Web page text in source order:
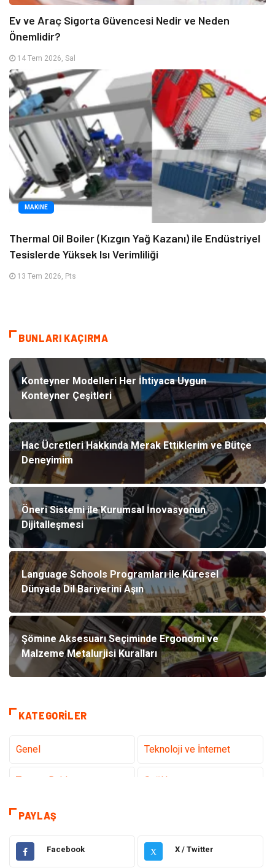
Ev ve Araç Sigorta Güvencesi Nedir ve Neden
Önemlidir?
14 Tem 2026, Sal
MAKINE
Thermal Oil Boiler (Kızgın Yağ Kazanı) ile Endüstriyel
Tesislerde Yüksek Isı Verimliliği
13 Tem 2026, Pts
BUNLARI KAÇIRMA
Konteyner Modelleri Her İhtiyaca Uygun
Konteyner Çeşitleri
Hac Ücretleri Hakkında Merak Ettiklerim ve Bütçe
Deneyimim
Öneri Sistemi ile Kurumsal İnovasyonun
Dijitalleşmesi
Language Schools Programları ile Küresel
Dünyada Dil Bariyerini Aşın
Şömine Aksesuarı Seçiminde Ergonomi ve
Malzeme Metalurjisi Kuralları
KATEGORILER
Genel Teknoloji ve İnternet
Tanıtıcı Reklam Sağlık
Dekorasyon
Hukuk Elektrik & Elektronik
PAYLAŞ
Facebook X X / Twitter